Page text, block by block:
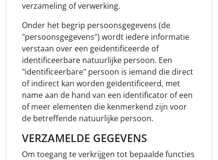
verzameling of verwerking.
Onder het begrip persoonsgegevens (de
"persoonsgegevens") wordt iedere informatie
verstaan over een geïdentificeerde of
identificeerbare natuurlijke persoon. Een
"identificeerbare" persoon is iemand die direct
of indirect kan worden geïdentificeerd, met
name aan de hand van een identificator of een
of meer elementen die kenmerkend zijn voor
de betreffende natuurlijke persoon.
VERZAMELDE GEGEVENS
Om toegang te verkrijgen tot bepaalde functies